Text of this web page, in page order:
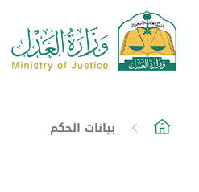
بيانات الحكم